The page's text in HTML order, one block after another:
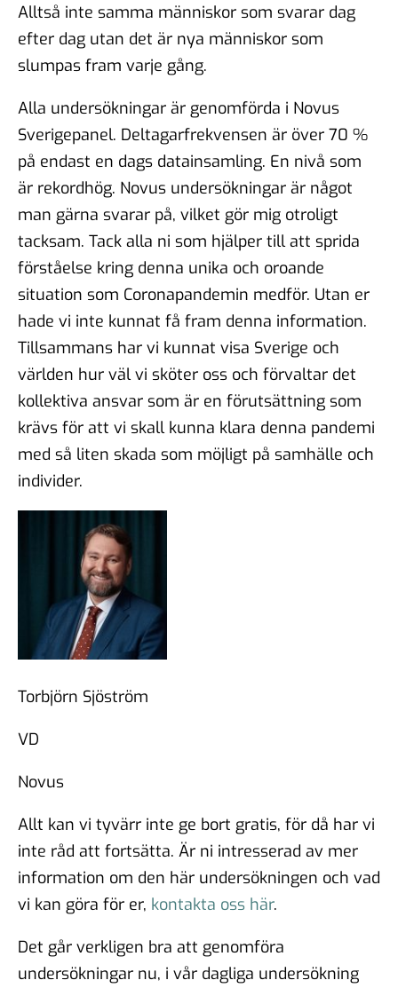
Alltså inte samma människor som svarar dag
efter dag utan det är nya människor som
slumpas fram varje gång.
Alla undersökningar är genomförda i Novus
Sverigepanel. Deltagarfrekvensen är över 70 %
på endast en dags datainsamling. En nivå som
är rekordhög. Novus undersökningar är något
man gärna svarar på, vilket gör mig otroligt
tacksam. Tack alla ni som hjälper till att sprida
förståelse kring denna unika och oroande
situation som Coronapandemin medför. Utan er
hade vi inte kunnat få fram denna information.
Tillsammans har vi kunnat visa Sverige och
världen hur väl vi sköter oss och förvaltar det
kollektiva ansvar som är en förutsättning som
krävs för att vi skall kunna klara denna pandemi
med så liten skada som möjligt på samhälle och
individer.
Torbjörn Sjöström
VD
Novus
Allt kan vi tyvärr inte ge bort gratis, för då har vi
inte råd att fortsätta. Är ni intresserad av mer
information om den här undersökningen och vad
vi kan göra för er, kontakta oss här.
Det går verkligen bra att genomföra
undersökningar nu, i vår dagliga undersökning